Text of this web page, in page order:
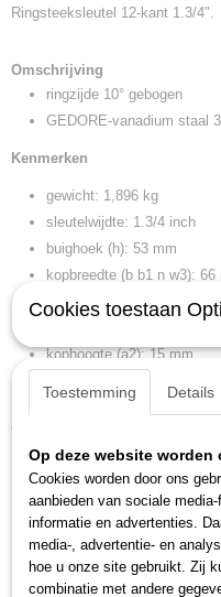
EAN code
Productcode leverancier
1 B 1.3/4AF
Afmetingen (l,b,h)
Ringsteeksleutel 12-kant 1.3/4".
Omschrijving
ringzijde 10° gebogen
GEDORE-vanadium staal
Kenmerken
gewicht: 1,896 kg
sleutelwijdte: 1.3/4 inch
buighoek (h): 53 mm
kopbreedte (b b1 n w3): 66
kopbreedte (b2): 95,5 mm
kophoogte (a2): 15 mm
Cookies toestaan
Toestemming Details
Op deze website
Cookies worden door ons
aanbieden van sociale
informatie en advertenties.
media-, advertentie- en
hoe u onze site gebruikt. Zij
combinatie met andere